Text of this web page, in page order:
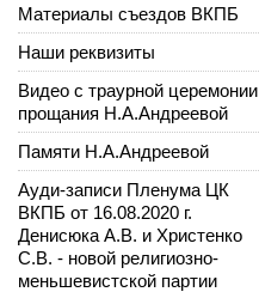
Материалы съездов ВКПБ
Наши реквизиты
Видео с траурной церемонии
прощания Н.А.Андреевой
Памяти Н.А.Андреевой
Ауди-записи Пленума ЦК
ВКПБ от 16.08.2020 г.
Денисюка А.В. и Христенко
С.В. - новой религиозно-
меньшевистской партии